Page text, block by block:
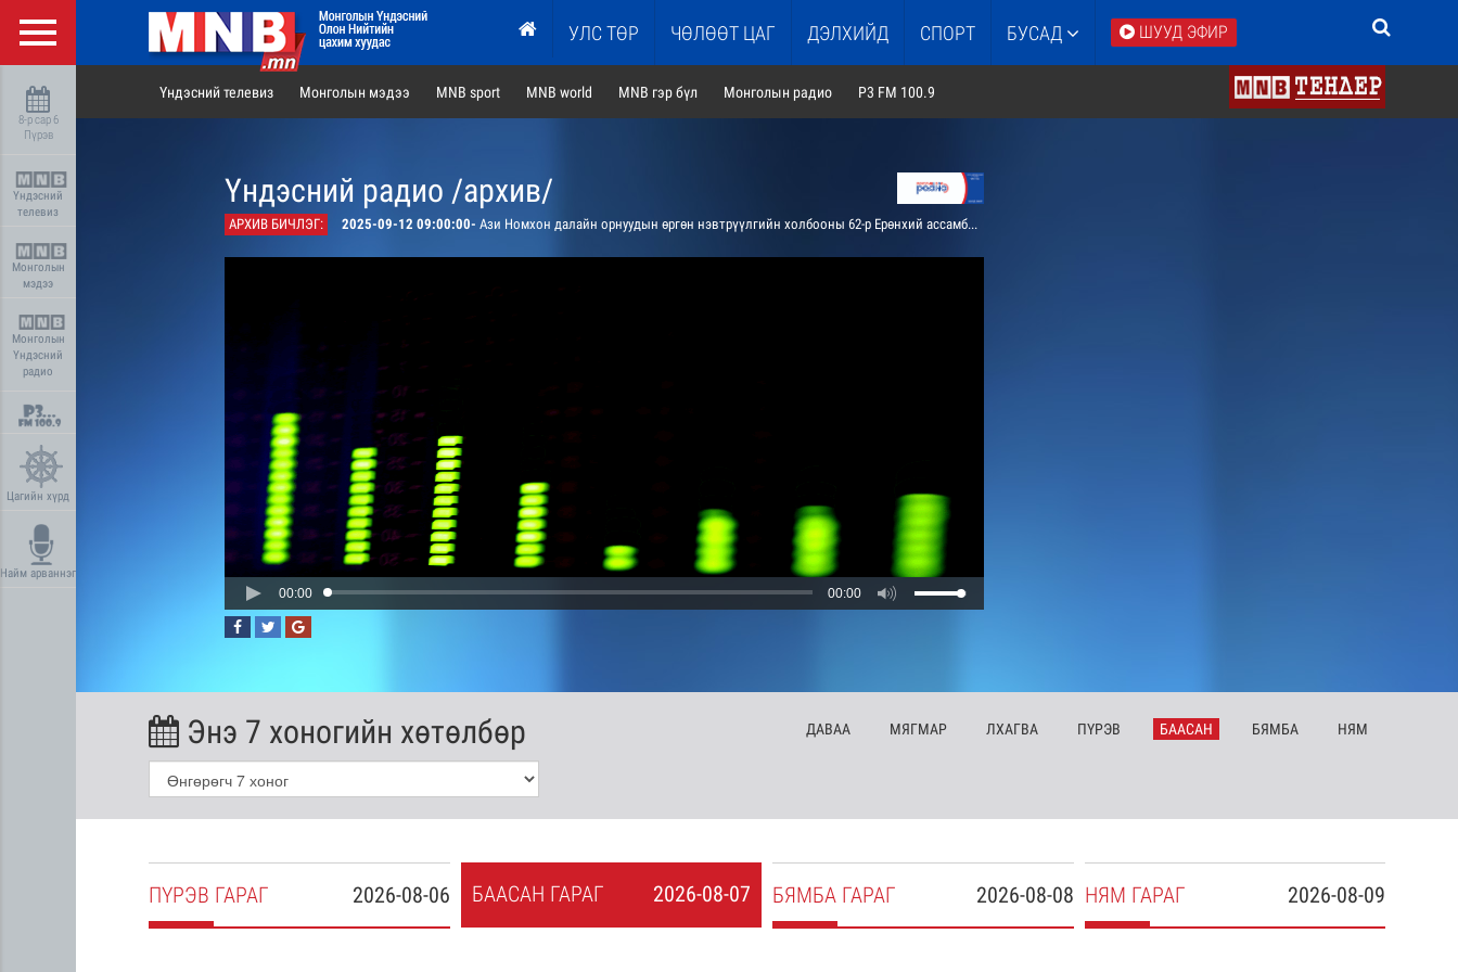
УЛС ТӨР ЧӨЛӨӨТ ЦАГ ДЭЛХИЙД СПОРТ БУСАД ШУУД ЭФИР
8-р сар 6
Пүрэв
Үндэсний
телевиз
Монголын
мэдээ
Монголын
Үндэсний
радио
Цагийн хүрд
Найм арваннэг
Үндэсний телевиз Монголын мэдээ MNB sport MNB world MNB гэр бүл Монголын радио P3 FM 100.9
Үндэсний радио /архив/
АРХИВ БИЧЛЭГ: 2025-09-12 09:00:00- Ази Номхон далайн орнуудын өргөн нэвтрүүлгийн холбооны 62-р Ерөнхий ассамблейн Радиогийн ажлын хэсгийн уулзалтыг шууд дамжуулна
00:00 00:00
Энэ 7 хоногийн хөтөлбөр ДАВАА МЯГМАР ЛХАГВА ПҮРЭВ БААСАН БЯМБА НЯМ
2026-08-06
ПҮРЭВ ГАРАГ 2026-08-07
БААСАН ГАРАГ 2026-08-08
БЯМБА ГАРАГ 2026-08-09
НЯМ ГАРАГ